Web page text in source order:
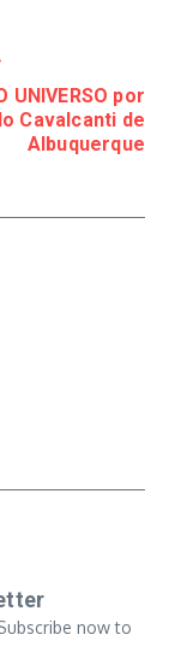
UNIVERSO por
Cavalcanti de
Albuquerque
now to